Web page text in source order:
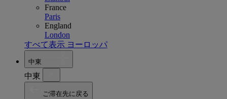
France
Paris
England
London
すべて表示 ヨーロッパ
中東
中東
ご滞在先に戻る